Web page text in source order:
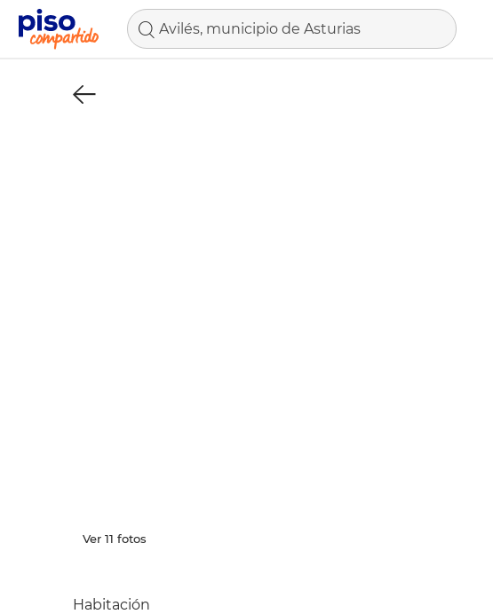
Avilés, municipio de Asturias
Ver 11 fotos
Habitación